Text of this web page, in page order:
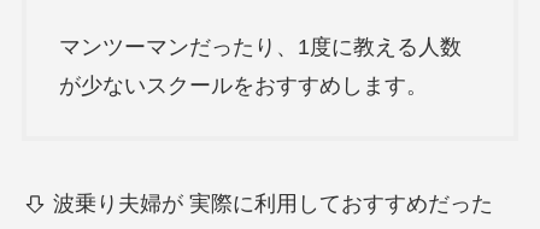
マンツーマンだったり、1度に教える人数
が少ないスクールをおすすめします。
波乗り夫婦が 実際に利用しておすすめだった